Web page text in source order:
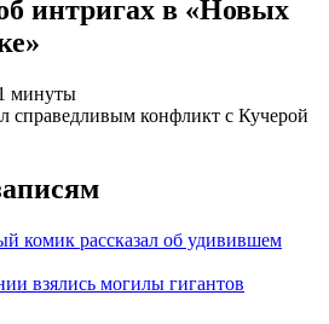
интригах в «Новых
минуты
справедливым конфликт с Кучерой
комик рассказал об удивившем
взялись могилы гигантов